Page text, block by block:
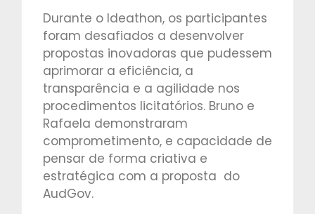
Durante o Ideathon, os participantes
foram desafiados a desenvolver
propostas inovadoras que pudessem
aprimorar a eficiência, a
transparência e a agilidade nos
procedimentos licitatórios. Bruno e
Rafaela demonstraram
comprometimento, e capacidade de
pensar de forma criativa e
estratégica com a proposta do
AudGov.